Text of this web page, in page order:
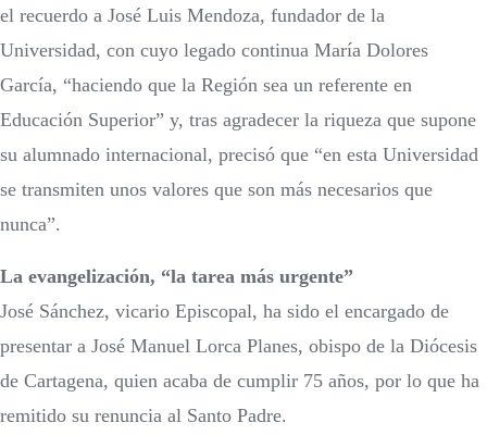
el recuerdo a José Luis Mendoza, fundador de la
Universidad, con cuyo legado continua María Dolores
García, “haciendo que la Región sea un referente en
Educación Superior” y, tras agradecer la riqueza que supone
su alumnado internacional, precisó que “en esta Universidad
se transmiten unos valores que son más necesarios que
nunca”.
La evangelización, “la tarea más urgente”
José Sánchez, vicario Episcopal, ha sido el encargado de
presentar a José Manuel Lorca Planes, obispo de la Diócesis
de Cartagena, quien acaba de cumplir 75 años, por lo que ha
remitido su renuncia al Santo Padre.